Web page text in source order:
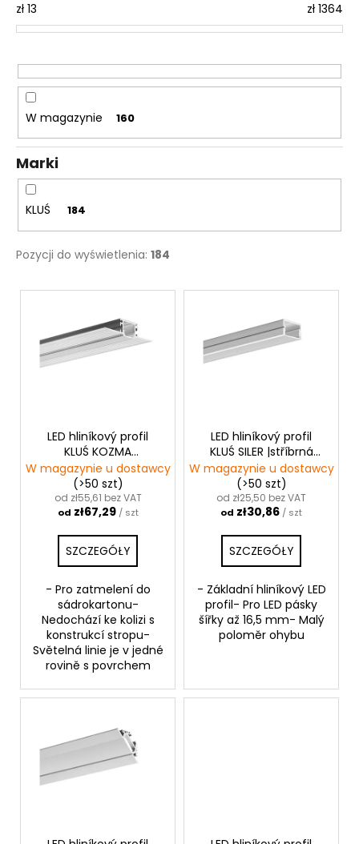
n
i
p
o
d
u
k
w
zł 13 zł 1364
W magazynie 160
Marki
KLUŚ 184
Pozycji do wyświetlenia: 184
L
d
LED hliníkový profil
KLUŚ KOZMA
|neanodizovaná
W magazynie u dostawcy
(>50 szt)
od zł55,61 bez VAT
od zł67,29 / szt
SZCZEGÓŁY
- Pro zatmelení do
sádrokartonu-
Nedochází ke kolizi s
konstrukcí stropu-
Světelná linie je v jedné
rovině s povrchem
LED hliníkový profil
KLUŚ SILER |stříbrná
anoda
W magazynie u dostawcy
(>50 szt)
od zł25,50 bez VAT
od zł30,86 / szt
SZCZEGÓŁY
- Základní hliníkový LED
profil- Pro LED pásky
šířky až 16,5 mm- Malý
poloměr ohybu